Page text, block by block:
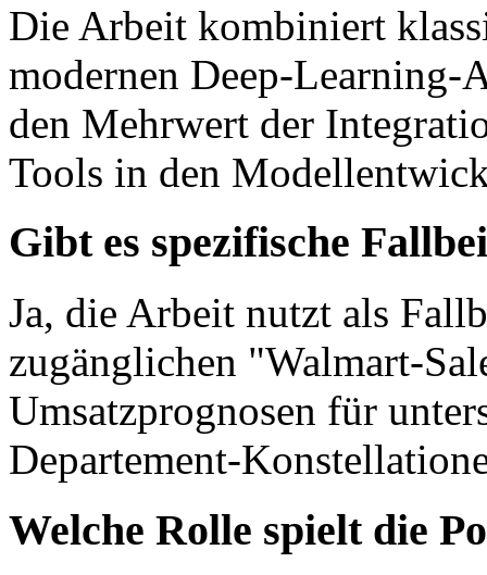
Die Arbeit kombiniert
modernen Deep-Learning-
den Mehrwert der
Tools in den
Gibt es spezifische
Ja, die Arbeit nutzt als
zugänglichen "Walmart-
Umsatzprognosen für
Departement-
Welche Rolle spielt die